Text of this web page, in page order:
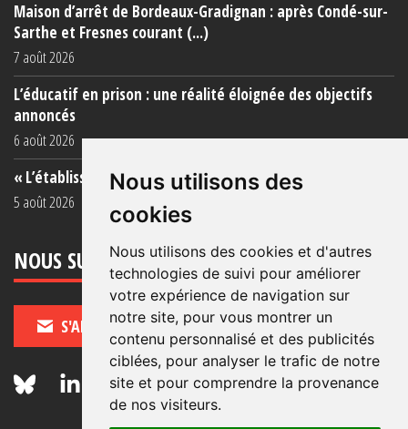
Nous utilisons des
cookies
Nous utilisons des cookies et d'autres
technologies de suivi pour améliorer
votre expérience de navigation sur
notre site, pour vous montrer un
contenu personnalisé et des publicités
ciblées, pour analyser le trafic de notre
site et pour comprendre la provenance
de nos visiteurs.
Maison d’arrêt de Bordeaux-Gradignan : après Condé-sur-
Sarthe et Fresnes courant (...)
7 août 2026
L’éducatif en prison : une réalité éloignée des objectifs
annoncés
6 août 2026
« L’établissement est une porcherie totale »
5 août 2026
NOUS SUIVRE
S'ABONNER